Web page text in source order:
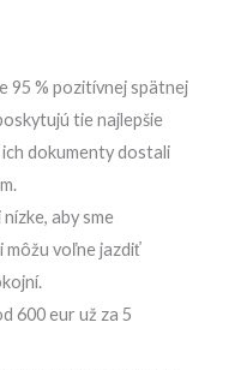
95 % pozitívnej spätnej
tie najlepšie
ich dokumenty dostali
aby sme
môžu voľne jazdiť
600 eur už za 5